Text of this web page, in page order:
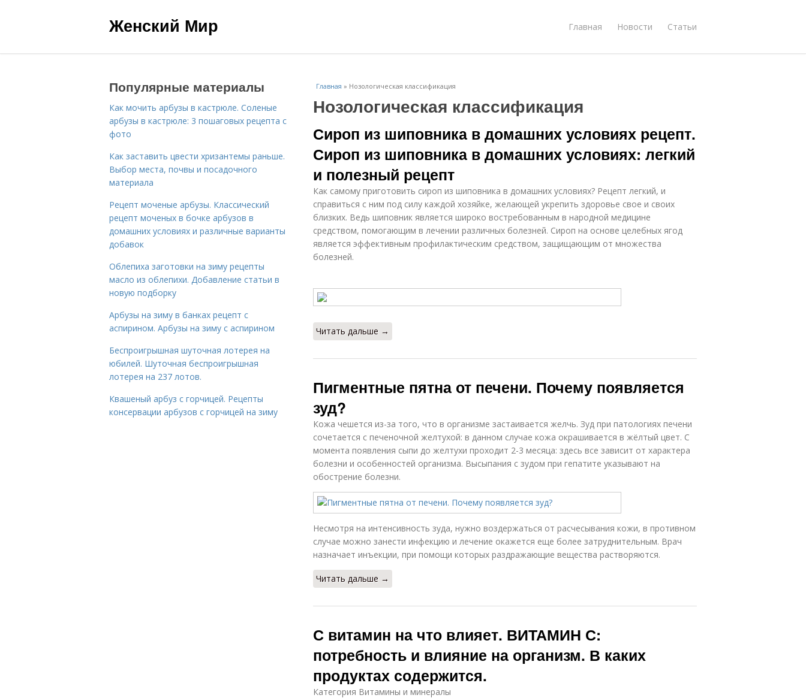
Женский Мир Главная Новости Статьи
Главная » Нозологическая классификация
Нозологическая классификация
Сироп из шиповника в домашних условиях рецепт.
Сироп из шиповника в домашних условиях: легкий
и полезный рецепт
Как самому приготовить сироп из шиповника в домашних условиях? Рецепт легкий, и
справиться с ним под силу каждой хозяйке, желающей укрепить здоровье свое и своих
близких. Ведь шиповник является широко востребованным в народной медицине
средством, помогающим в лечении различных болезней. Сироп на основе целебных ягод
является эффективным профилактическим средством, защищающим от множества
болезней.
Читать дальше →
Пигментные пятна от печени. Почему появляется
зуд?
Кожа чешется из-за того, что в организме застаивается желчь. Зуд при патологиях печени
сочетается с печеночной желтухой: в данном случае кожа окрашивается в жёлтый цвет. С
момента появления сыпи до желтухи проходит 2-3 месяца: здесь все зависит от характера
болезни и особенностей организма. Высыпания с зудом при гепатите указывают на
обострение болезни.
Несмотря на интенсивность зуда, нужно воздержаться от расчесывания кожи, в противном
случае можно занести инфекцию и лечение окажется еще более затруднительным. Врач
назначает инъекции, при помощи которых раздражающие вещества растворяются.
Читать дальше →
С витамин на что влияет. ВИТАМИН С:
потребность и влияние на организм. В каких
продуктах содержится.
Категория Витамины и минералы
Популярные материалы
Как мочить арбузы в кастрюле. Соленые
арбузы в кастрюле: 3 пошаговых рецепта с
фото
Как заставить цвести хризантемы раньше.
Выбор места, почвы и посадочного
материала
Рецепт моченые арбузы. Классический
рецепт моченых в бочке арбузов в
домашних условиях и различные варианты
добавок
Облепиха заготовки на зиму рецепты
масло из облепихи. Добавление статьи в
новую подборку
Арбузы на зиму в банках рецепт с
аспирином. Арбузы на зиму с аспирином
Беспроигрышная шуточная лотерея на
юбилей. Шуточная беспроигрышная
лотерея на 237 лотов.
Квашеный арбуз с горчицей. Рецепты
консервации арбузов с горчицей на зиму